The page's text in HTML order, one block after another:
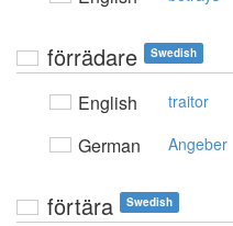
förrädare Swedish
English traitor
German Angeber
förtära Swedish